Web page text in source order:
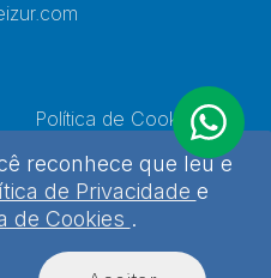
Política de Cookies
de Cookies
direitos reservados
reconhece que leu e
de Privacidade e
de Cookies .